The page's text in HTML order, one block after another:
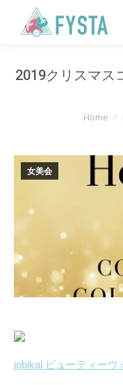
2019クリスマス
You are
Home
女美会
jobikai ビューティーウ